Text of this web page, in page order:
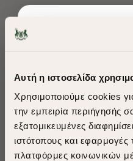
Αυτή η ιστοσελίδα
Χρησιμοποιούμε cookies
την εμπειρία περιήγησής
εξατομικευμένες
ιστότοπους και εφαρμογές
πλατφόρμες κοινωνικών
ΠΡΟΤΕΙΝΟΥΜΕ ΓΙΑ
​
A